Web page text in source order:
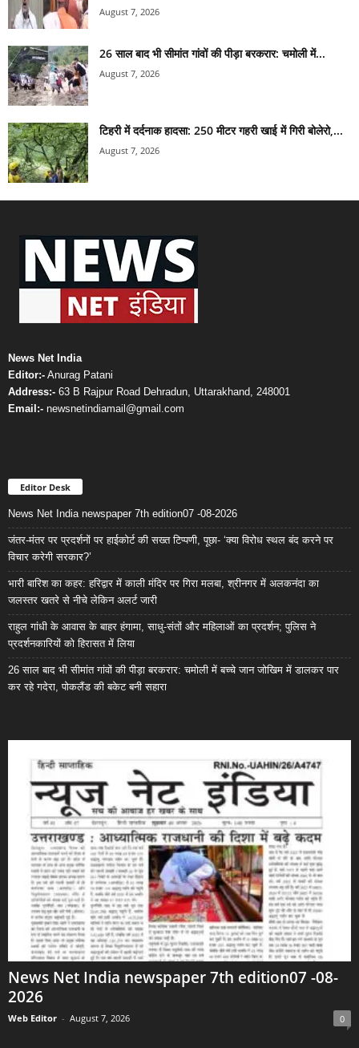
August 7, 2026
26 साल बाद भी सीमांत गांवों की पीड़ा बरकरार: चमोली में...
August 7, 2026
टिहरी में दर्दनाक हादसा: 250 मीटर गहरी खाई में गिरी बोलेरो,...
August 7, 2026
News Net India
Editor:- Anurag Patani
Address:- 63 B Rajpur Road Dehradun, Uttarakhand, 248001
Email:- newsnetindiamail@gmail.com
Editor Desk
News Net India newspaper 7th edition07 -08-2026
जंतर-मंतर पर प्रदर्शनों पर हाईकोर्ट की सख्त टिप्पणी, पूछा- ‘क्या विरोध स्थल बंद करने पर
विचार करेगी सरकार?’
भारी बारिश का कहर: हरिद्वार में काली मंदिर पर गिरा मलबा, श्रीनगर में अलकनंदा का
जलस्तर खतरे से नीचे लेकिन अलर्ट जारी
राहुल गांधी के आवास के बाहर हंगामा, साधु-संतों और महिलाओं का प्रदर्शन; पुलिस ने
प्रदर्शनकारियों को हिरासत में लिया
26 साल बाद भी सीमांत गांवों की पीड़ा बरकरार: चमोली में बच्चे जान जोखिम में डालकर पार
कर रहे गदेरा, पोकलैंड की बकेट बनी सहारा
News Net India newspaper 7th edition07 -08-
2026
Web Editor - August 7, 2026 0